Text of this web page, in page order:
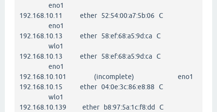
eno1
192.168.10.11 ether 52:54:00:a7:5b:06 C
eno1
192.168.10.13 ether 58:ef:68:a5:9d:ca C
wlo1
192.168.10.13 ether 58:ef:68:a5:9d:ca C
eno1
192.168.10.101 (incomplete) eno1
192.168.10.15 ether 04:0e:3c:86:e8:88 C
wlo1
192.168.10.139 ether b8:97:5a:1c:f8:dd C